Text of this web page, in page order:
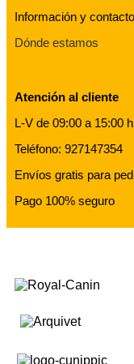
Información y contacto
Dónde estamos
Atención al cliente
L-V de 09:00 a 15:00
Teléfono: 927147354
Envíos gratis para
Pago 100% seguro